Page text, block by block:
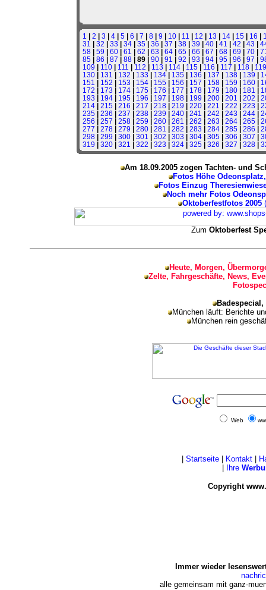
1 | 2 | 3 | 4| 5| 6 | 7 | 8| 9 | 10| 11 | 12 | 13 | 14| 15| 16 |
31 | 32 | 33 | 34| 35| 36 | 37 | 38| 39 | 40| 41 | 42 | 43 |
58| 59 | 60| 61 | 62 | 63 | 64| 65| 66 | 67 | 68| 69 | 70|
85| 86 | 87 | 88| 89 | 90| 91 | 92 | 93 | 94| 95| 96 | 97 |
109 | 110| 111 | 112 | 113 | 114| 115| 116 | 117 | 118| 119
130| 131 | 132 | 133 | 134| 135| 136 | 137 | 138| 139 |
151 | 152 | 153 | 154| 155| 156 | 157 | 158| 159 | 160|
172 | 173 | 174| 175| 176 | 177 | 178| 179 | 180| 181 |
193 | 194| 195| 196 | 197 | 198| 199 | 200| 201 | 202 |
214| 215| 216 | 217 | 218| 219 | 220| 221 | 222 | 223 |
235| 236 | 237 | 238| 239 | 240| 241 | 242 | 243 | 244|
256 | 257 | 258| 259 | 260| 261 | 262 | 263 | 264| 265|
277 | 278| 279 | 280| 281 | 282 | 283 | 284| 285| 286 |
298| 299 | 300| 301 | 302 | 303 | 304| 305| 306 | 307 |
319 | 320| 321 | 322 | 323 | 324| 325| 326 | 327 | 328|
Am 18.09.2005 zogen Tachten- und
Fotos Höhe
Fotos Einzug
Noch mehr Fotos
Oktoberfestfotos 2005(
Zum Oktoberfest
Heute, Morgen,
Zelte, Fahrgeschäfte, News,
München läuft: Berichte
München rein
Web
Startseite| Kontakt|
Ihre
Copyright
Immer wieder
alle gemeinsam mit ganz-